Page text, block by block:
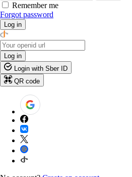
Remember me
Forgot password
Log in
Log in
Login with Sber ID
QR code